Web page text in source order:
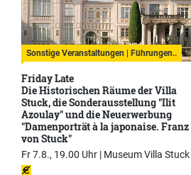
Sonstige Veranstaltungen | Führungen..
Friday Late
Die Historischen Räume der Villa
Stuck, die Sonderausstellung "Ilit
Azoulay" und die Neuerwerbung
"Damenporträt à la japonaise. Franz
von Stuck"
Fr 7.8., 19.00 Uhr | Museum Villa Stuck